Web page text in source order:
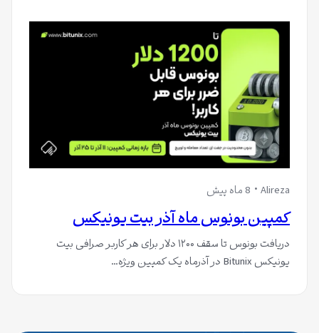
Alireza 8 ماه پیش
کمپین بونوس ماه آذر بیت‌ یونیکس
دریافت بونوس تا سقف ۱۲۰۰ دلار برای هر کاربر صرافی بیت‌
یونیکس Bitunix در آذرماه یک کمپین ویژه…